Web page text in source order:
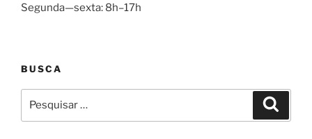
Segunda—sexta: 8h–17h
BUSCA
por: